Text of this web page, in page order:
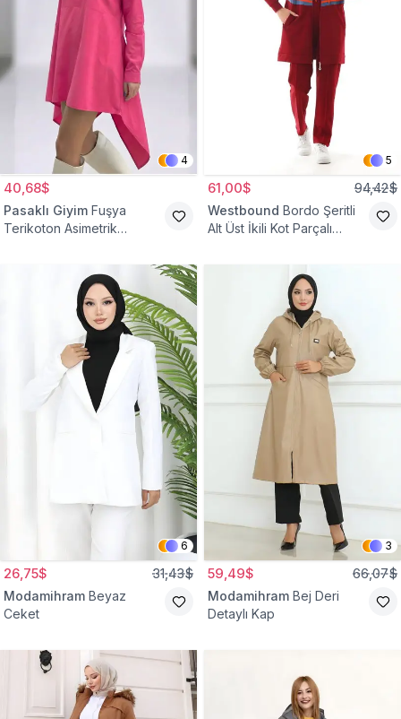
4
40,68$
Pasaklı Giyim Fuşya
Terikoton Asimetrik
5
61,00$ 94,42$
Westbound Bordo Şeritli
Alt Üst İkili Kot Parçalı
6
26,75$ 31,43$
Modamihram Beyaz
Ceket
3
59,49$ 66,07$
Modamihram Bej Deri
Detaylı Kap